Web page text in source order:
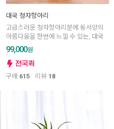
대국 청자항아리
고급스러운 청자항아리분에 동서양의
아름다움을 한번에 느낄 수 있는, 대국
99,000원
구매 615 리뷰 18